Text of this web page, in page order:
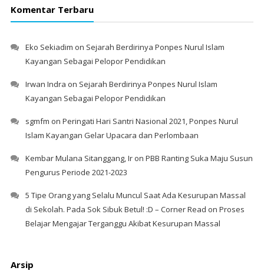
Komentar Terbaru
Eko Sekiadim on Sejarah Berdirinya Ponpes Nurul Islam
Kayangan Sebagai Pelopor Pendidikan
Irwan Indra on Sejarah Berdirinya Ponpes Nurul Islam
Kayangan Sebagai Pelopor Pendidikan
sgmfm on Peringati Hari Santri Nasional 2021, Ponpes Nurul
Islam Kayangan Gelar Upacara dan Perlombaan
Kembar Mulana Sitanggang, Iron PBB Ranting Suka Maju Susun
Pengurus Periode 2021-2023
5 Tipe Orang yang Selalu Muncul Saat Ada Kesurupan Massal
di Sekolah. Pada Sok Sibuk Betul! :D – Corner Read on Proses
Belajar Mengajar Terganggu Akibat Kesurupan Massal
Arsip